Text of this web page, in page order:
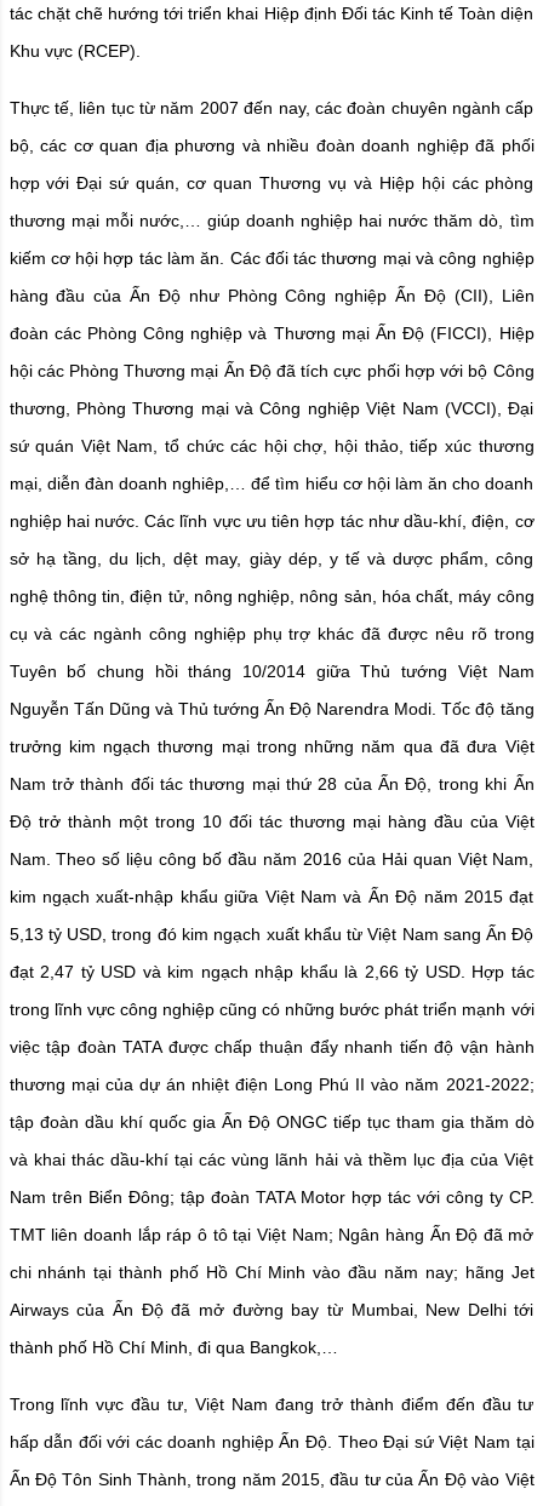
tác chặt chẽ hướng tới triển khai Hiệp định Đối tác Kinh tế Toàn diện
Khu vực (RCEP).
Thực tế, liên tục từ năm 2007 đến nay, các đoàn chuyên ngành cấp
bộ, các cơ quan địa phương và nhiều đoàn doanh nghiệp đã phối
hợp với Đại sứ quán, cơ quan Thương vụ và Hiệp hội các phòng
thương mại mỗi nước,… giúp doanh nghiệp hai nước thăm dò, tìm
kiếm cơ hội hợp tác làm ăn. Các đối tác thương mại và công nghiệp
hàng đầu của Ấn Độ như Phòng Công nghiệp Ấn Độ (CII), Liên
đoàn các Phòng Công nghiệp và Thương mại Ấn Độ (FICCI), Hiệp
hội các Phòng Thương mại Ấn Độ đã tích cực phối hợp với bộ Công
thương, Phòng Thương mại và Công nghiệp Việt Nam (VCCI), Đại
sứ quán Việt Nam, tổ chức các hội chợ, hội thảo, tiếp xúc thương
mại, diễn đàn doanh nghiêp,… để tìm hiểu cơ hội làm ăn cho doanh
nghiệp hai nước. Các lĩnh vực ưu tiên hợp tác như dầu-khí, điện, cơ
sở hạ tầng, du lịch, dệt may, giày dép, y tế và dược phẩm, công
nghệ thông tin, điện tử, nông nghiệp, nông sản, hóa chất, máy công
cụ và các ngành công nghiệp phụ trợ khác đã được nêu rõ trong
Tuyên bố chung hồi tháng 10/2014 giữa Thủ tướng Việt Nam
Nguyễn Tấn Dũng và Thủ tướng Ấn Độ Narendra Modi. Tốc độ tăng
trưởng kim ngạch thương mại trong những năm qua đã đưa Việt
Nam trở thành đối tác thương mại thứ 28 của Ấn Độ, trong khi Ấn
Độ trở thành một trong 10 đối tác thương mại hàng đầu của Việt
Nam. Theo số liệu công bố đầu năm 2016 của Hải quan Việt Nam,
kim ngạch xuất-nhập khẩu giữa Việt Nam và Ấn Độ năm 2015 đạt
5,13 tỷ USD, trong đó kim ngạch xuất khẩu từ Việt Nam sang Ấn Độ
đạt 2,47 tỷ USD và kim ngạch nhập khẩu là 2,66 tỷ USD. Hợp tác
trong lĩnh vực công nghiệp cũng có những bước phát triển mạnh với
việc tập đoàn TATA được chấp thuận đẩy nhanh tiến độ vận hành
thương mại của dự án nhiệt điện Long Phú II vào năm 2021-2022;
tập đoàn dầu khí quốc gia Ấn Độ ONGC tiếp tục tham gia thăm dò
và khai thác dầu-khí tại các vùng lãnh hải và thềm lục địa của Việt
Nam trên Biển Đông; tập đoàn TATA Motor hợp tác với công ty CP.
TMT liên doanh lắp ráp ô tô tại Việt Nam; Ngân hàng Ấn Độ đã mở
chi nhánh tại thành phố Hồ Chí Minh vào đầu năm nay; hãng Jet
Airways của Ấn Độ đã mở đường bay từ Mumbai, New Delhi tới
thành phố Hồ Chí Minh, đi qua Bangkok,…
Trong lĩnh vực đầu tư, Việt Nam đang trở thành điểm đến đầu tư
hấp dẫn đối với các doanh nghiệp Ấn Độ. Theo Đại sứ Việt Nam tại
Ấn Độ Tôn Sinh Thành, trong năm 2015, đầu tư của Ấn Độ vào Việt